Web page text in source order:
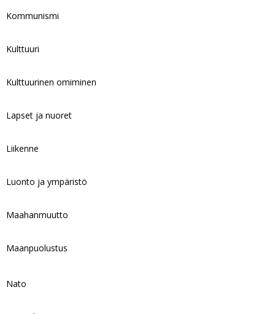
Kommunismi
Kulttuuri
Kulttuurinen omiminen
Lapset ja nuoret
Liikenne
Luonto ja ympäristö
Maahanmuutto
Maanpuolustus
Nato